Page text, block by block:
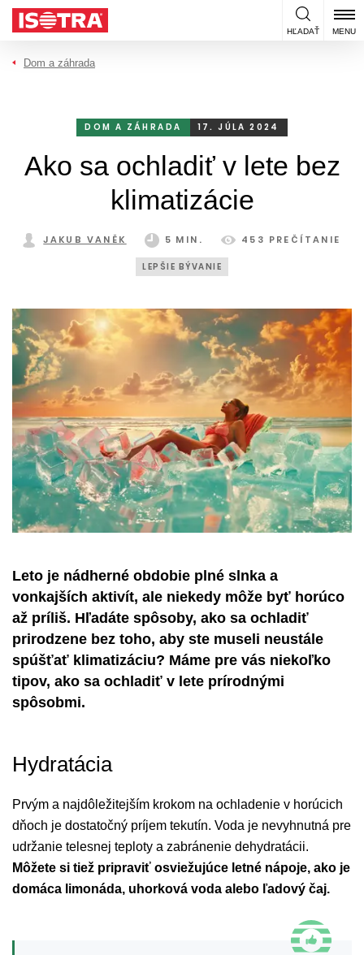
Preskočiť na obsah
HĽADAŤ MENU
Dom a záhrada
DOM A ZÁHRADA 17. JÚLA 2024
Ako sa ochladiť v lete bez
klimatizácie
JAKUB VANĚK 5 MIN. 453 PREČÍTANIE
LEPŠIE BÝVANIE
Leto je nádherné obdobie plné slnka a
vonkajších aktivít, ale niekedy môže byť horúco
až príliš. Hľadáte spôsoby, ako sa ochladiť
prirodzene bez toho, aby ste museli neustále
spúšťať klimatizáciu? Máme pre vás niekoľko
tipov, ako sa ochladiť v lete prírodnými
spôsobmi.
Hydratácia
Prvým a najdôležitejším krokom na ochladenie v horúcich
dňoch je dostatočný príjem tekutín. Voda je nevyhnutná pre
udržanie telesnej teploty a zabránenie dehydratácii.
Môžete si tiež pripraviť osviežujúce letné nápoje, ako je
domáca limonáda, uhorková voda alebo ľadový čaj.